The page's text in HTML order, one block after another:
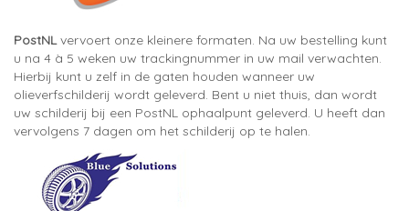
PostNLvervoert onze kleinere formaten. Na uw bestelling kunt
u na 4 à 5 weken uw trackingnummer in uw mail verwachten.
Hierbij kunt u zelf in de gaten houden wanneer uw
olieverfschilderij wordt geleverd. Bent u niet thuis, dan wordt
uw schilderij bij een PostNL ophaalpunt geleverd. U heeft dan
vervolgens 7 dagen om het schilderij op te halen.